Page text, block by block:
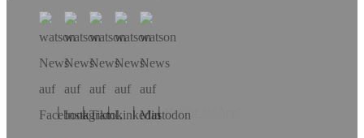
Hol dir die App!